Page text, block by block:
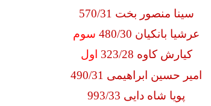
سینا منصور بخت 570/31
عرشیا بانکیان 480/30
سوم
کیارش کاوه 323/28
اول
امیر حسین ابراهیمی 490/31
پویا شاه دایی 993/33